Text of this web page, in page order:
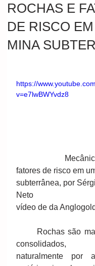
ROCHAS E
DE RISCO
MINA
https://
v=e7lwBWYvdz8
fatores de risco em
subterrânea, por
Neto
vídeo de da
consolidados,
naturalmente por